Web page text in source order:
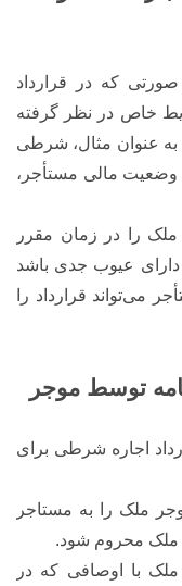
که در قرارداد
خاص در نظر گرفته
به عنوان مثال، شرطی
وضعیت مالی مستأجر،
ملک را در زمان مقرر
دارای عیوب جدی باشد
می‌تواند قرارداد را
توسط موجر
اجاره شرطی برای
ملک را به مستاجر
ملک محروم شود.
ملک با اوصافی که در